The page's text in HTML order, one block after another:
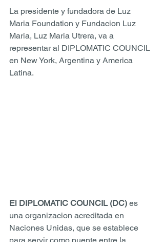
La presidente y fundadora de Luz
Maria Foundation y Fundacion Luz
Maria, Luz Maria Utrera, va a
representar al DIPLOMATIC COUNCIL
en New York, Argentina y America
Latina.
El DIPLOMATIC COUNCIL (DC) es
una organizacion acreditada en
Naciones Unidas, que se establece
para servir como puente entre la